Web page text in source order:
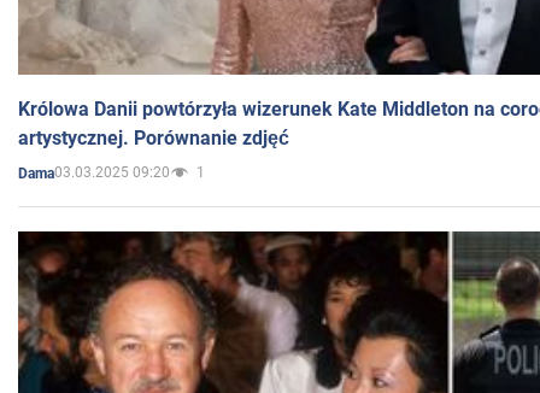
Królowa Danii powtórzyła wizerunek Kate Middleton na
artystycznej. Porównanie zdjęć
Dama03.03.2025 09:20 1